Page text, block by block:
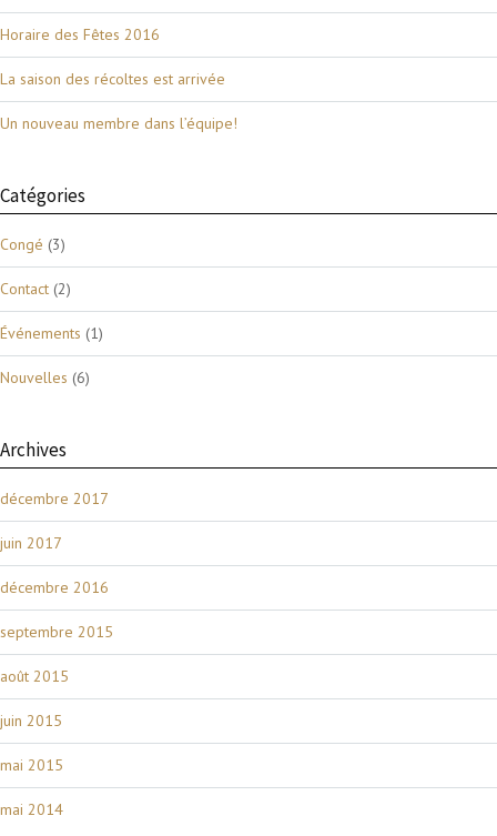
Horaire des Fêtes 2016
La saison des récoltes est arrivée
Un nouveau membre dans l’équipe!
Catégories
Congé (3)
Contact (2)
Événements (1)
Nouvelles (6)
Archives
décembre 2017
juin 2017
décembre 2016
septembre 2015
août 2015
juin 2015
mai 2015
mai 2014